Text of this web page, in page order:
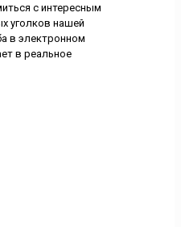
с интересным
уголков нашей
в электронном
в реальное